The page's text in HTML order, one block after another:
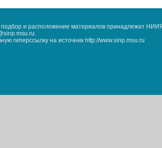
и расположение материалов принадлежат
гиперссылку на источник http://www.sinp.msu.ru